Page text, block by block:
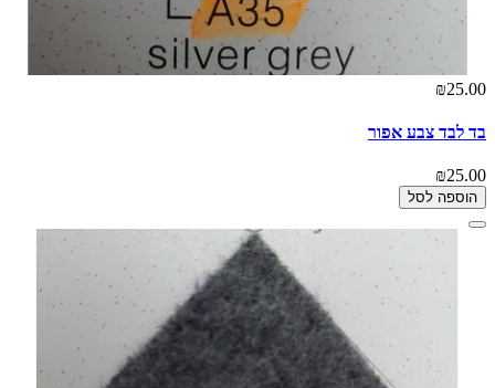
₪25.00
בד לבד צבע אפור
₪25.00
הוספה לסל